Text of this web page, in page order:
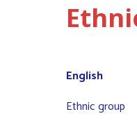
English
Ethnic group